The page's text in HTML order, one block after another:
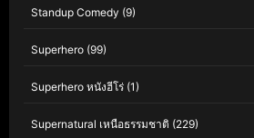
Standup Comedy (9)
Superhero (99)
Superhero หนังฮีโร่ (1)
Supernatural เหนือธรรมชาติ (229)